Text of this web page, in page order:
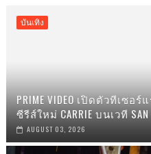
บันเทิง
PRIME VIDEO เปิดตัวทีเซ
ซีรีส์ใหม่ CARRIE บนเวที SAN
AUGUST 03, 2026